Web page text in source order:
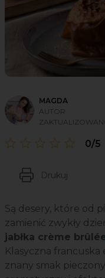
MAGDA
AUTOR
0/5
Drukuj
Są desery, które od
zamienić zwykły
jabłka crème
Klasyczna
znany smak